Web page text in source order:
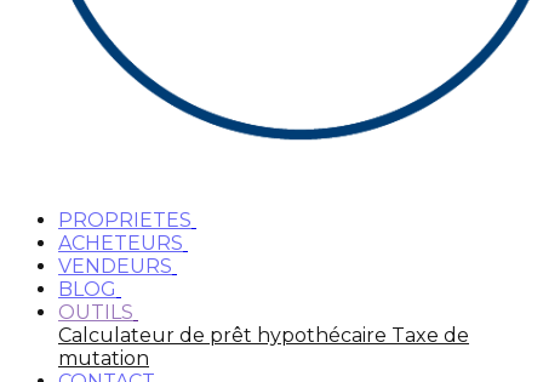
PROPRIETES
ACHETEURS
VENDEURS
BLOG
OUTILS
Calculateur de prêt hypothécaire Taxe de
mutation